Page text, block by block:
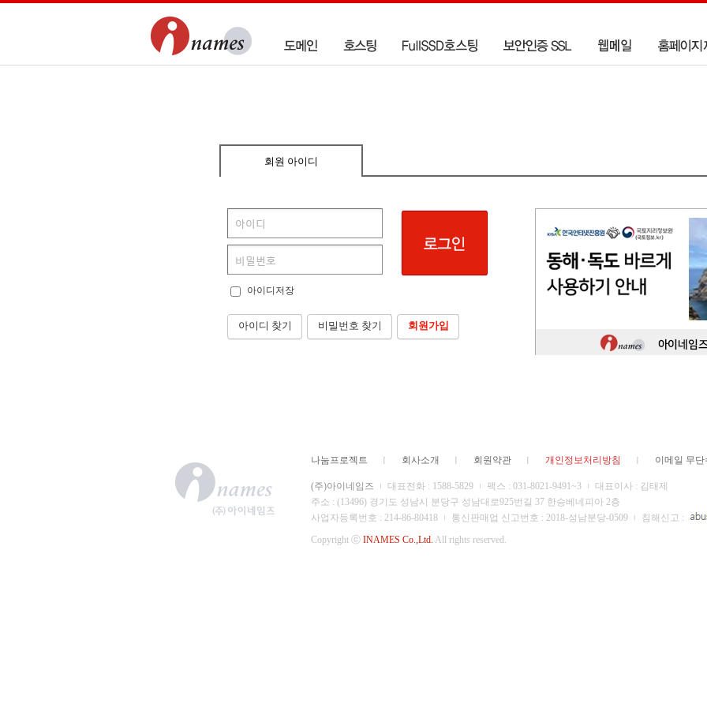
회원 아이디
아이디저장
아이디 찾기 비밀번호 찾기 회원가입
나눔프로젝트 회사소개 회원약관 개인정보처리방침 이메일 무단
(주)아이네임즈 대표전화 : 1588-5829 팩스 : 031-8021-9491~3
대표이사 : 김태제
주소 : (13496) 경기도 성남시 분당구 성남대로925번길 37 한승베네피아 2층
사업자등록번호 : 214-86-80418
통신판매업 신고번호 : 2018-성남분당-0509 침해신고 :
Copyright ⓒ INAMES Co.,Ltd. All rights reserved.